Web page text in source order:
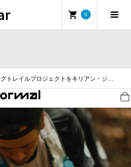
0
ロジェクトをキリアン・ジョルネ・ファウンデーション（KJF）がサポート開始！